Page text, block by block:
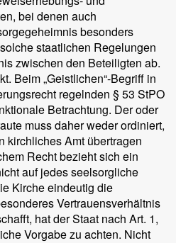
bei denen auch
besonders
staatlichen Regelungen
zwischen den Beteiligten ab.
Beim „Geistlichen“-Begriff in
regelnden § 53 StPO
Betrachtung. Der oder
muss daher weder ordiniert,
kirchliches Amt übertragen
Recht bezieht sich ein
auf jedes seelsorgliche
Kirche eindeutig die
Vertrauensverhältnis
hat der Staat nach Art. 1,
Vorgabe zu achten. Nicht